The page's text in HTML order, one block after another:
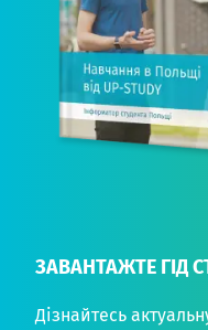
ЗАВАНТАЖТЕ ГІД
Дізнайтесь